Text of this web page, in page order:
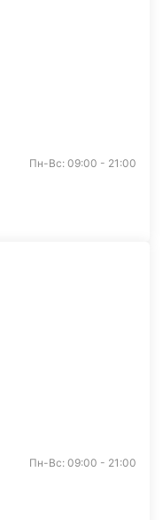
Пн-Вс: 09:00 - 21:00
Пн-Вс: 09:00 - 21:00